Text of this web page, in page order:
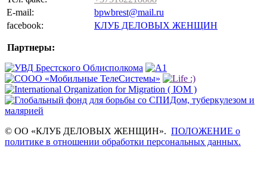
E-mail:
bpwbrest@mail.ru
facebook:
КЛУБ ДЕЛОВЫХ ЖЕНЩИН
Партнеры:
© ОО «КЛУБ ДЕЛОВЫХ ЖЕНЩИН». ПОЛОЖЕНИЕ о
политике в отношении обработки персональных данных.